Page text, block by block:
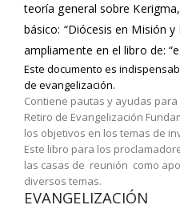
teoría general sobre
básico: “Diócesis en Misión y
ampliamente en el libro de:
Este documento es
de evangelización.
Contiene pautas y ayudas
Retiro de Evangelización
los objetivos en los temas de
Este libro para los
las casas de reunión como
diversos temas.
EVANGELIZACIÓN